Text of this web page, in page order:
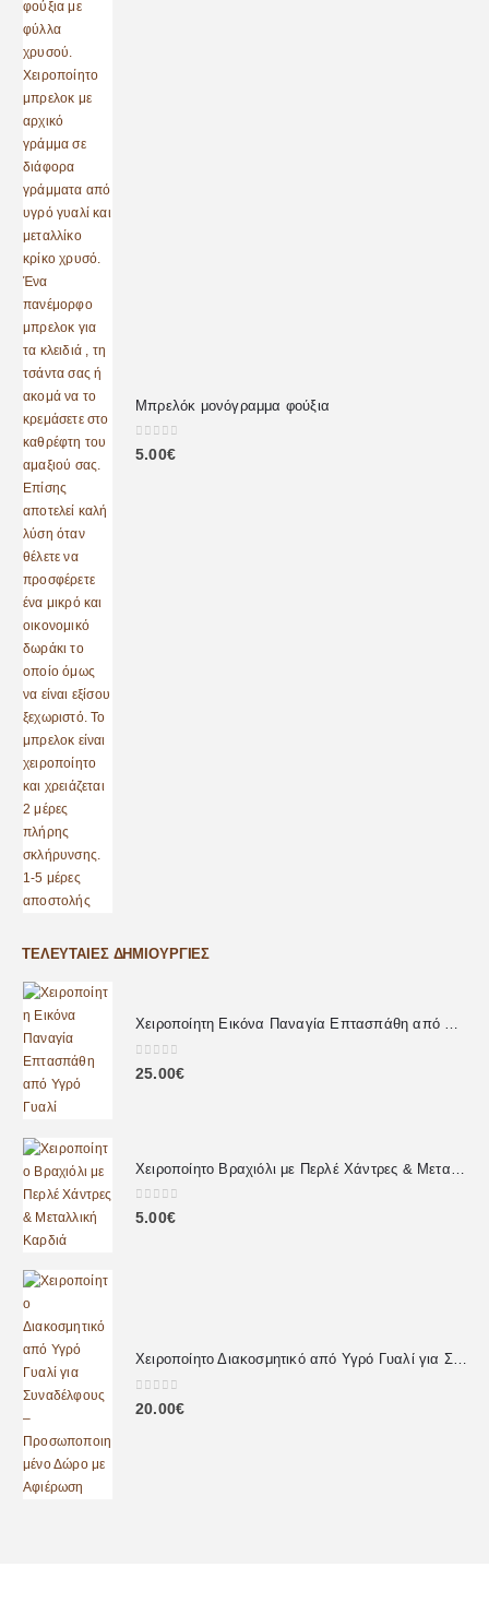
Μπρελόκ μονόγραμμα φούξια
0 out of 5
5.00€
ΤΕΛΕΥΤΑΊΕΣ ΔΗΜΙΟΥΡΓΊΕΣ
Χειροποίητη Εικόνα Παναγία Επτασπάθη από Υγρό Γυαλί
0out of 5
25.00€
0 out of 5
5.00€
Χειροποίητο Διακοσμητικό από Υγρό Γυαλί για Συναδέλφους – Προσωποποιημένο Δώρο με Αφιέρωση
0out of 5
20.00€